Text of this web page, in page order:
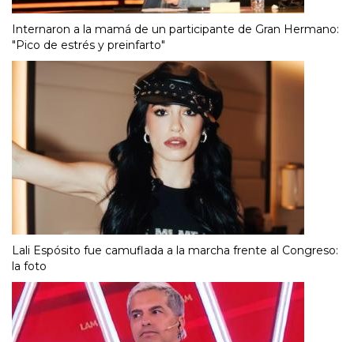
Internaron a la mamá de un participante de Gran Hermano:
"Pico de estrés y preinfarto"
Lali Espósito fue camuflada a la marcha frente al Congreso:
la foto